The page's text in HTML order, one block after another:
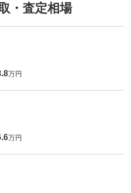
・査定相場
万円
万円